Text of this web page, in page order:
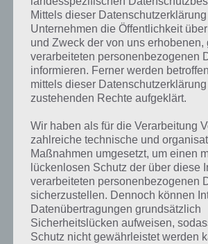
[caption id="attachment_13031"
width="150"] Dungeon Keeper von
Arts[/caption] In Kürze wird es die
Dungeon Keeper auch für Android
Publisher ist dabei…
Updates, Events und Neues
Zur Spiele App Dungeon Keeper haben wir
verfasst. Sobald wir Artikel haben, werden wir
hier vorstellen.
Mittels dieser
Unternehmen die Öffentlichkeit
und Zweck der von uns erhobenen,
verarbeiteten personenbezogenen
informieren. Ferner werden
mittels dieser
zustehenden Rechte aufgeklärt.
Wir haben als für die Verarbeitung
zahlreiche technische und
Maßnahmen umgesetzt, um einen
lückenlosen Schutz der über diese
verarbeiteten personenbezogenen
sicherzustellen. Dennoch können
Datenübertragungen grundsätzlich
Sicherheitslücken aufweisen,
Schutz nicht gewährleistet werden